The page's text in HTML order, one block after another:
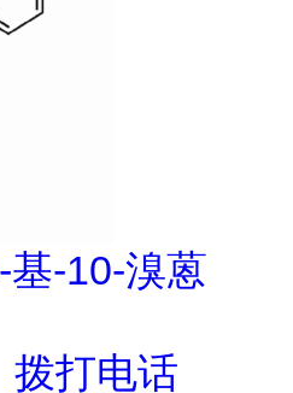
-10-溴蒽
拨打电话